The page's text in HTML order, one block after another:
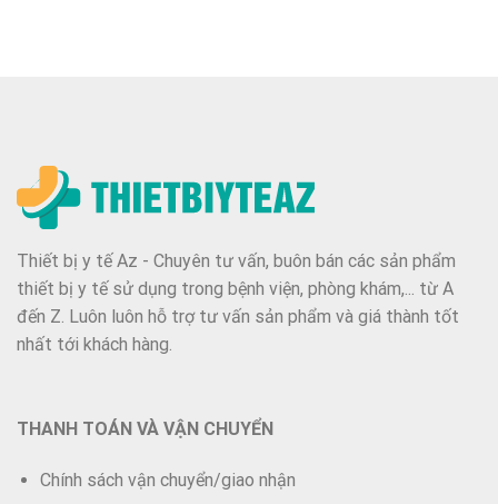
Thiết bị y tế Az - Chuyên tư vấn, buôn bán các sản phẩm
thiết bị y tế sử dụng trong bệnh viện, phòng khám,... từ A
đến Z. Luôn luôn hỗ trợ tư vấn sản phẩm và giá thành tốt
nhất tới khách hàng.
THANH TOÁN VÀ VẬN CHUYỂN
Chính sách vận chuyển/giao nhận